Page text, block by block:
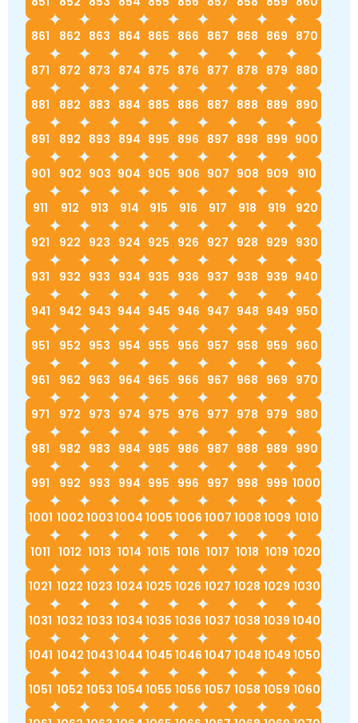
861 862 863 864 865 866 867 868 869 870
871 872 873 874 875 876 877 878 879 880
881 882 883 884 885 886 887 888 889 890
891 892 893 894 895 896 897 898 899 900
901 902 903 904 905 906 907 908 909 910
911 912 913 914 915 916 917 918 919 920
921 922 923 924 925 926 927 928 929 930
931 932 933 934 935 936 937 938 939 940
941 942 943 944 945 946 947 948 949 950
951 952 953 954 955 956 957 958 959 960
961 962 963 964 965 966 967 968 969 970
971 972 973 974 975 976 977 978 979 980
981 982 983 984 985 986 987 988 989 990
991 992 993 994 995 996 997 998 999 1000
1001 1002 10031004 1005 1006 1007 1008 1009 1010
1011 1012 1013 1014 1015 1016 1017 1018 1019 1020
1021 1022 1023 1024 1025 1026 1027 1028 1029 1030
1031 1032 1033 1034 1035 1036 1037 1038 1039 1040
1041 1042 10431044 1045 1046 1047 1048 1049 1050
1051 1052 1053 1054 1055 1056 1057 1058 1059 1060